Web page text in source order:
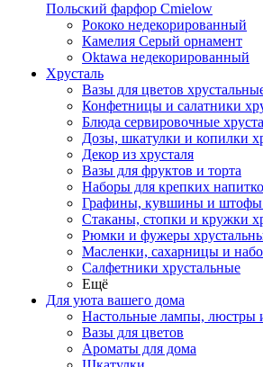
Польский фарфор Сmielow
Рококо недекорированный
Камелия Серый орнамент
Oktawa недекорированный
Хрусталь
Вазы для цветов
Конфетницы и салатники
Блюда сервировочные
Дозы, шкатулки и копилки
Декор из хрусталя
Вазы для фруктов и торта
Наборы для крепких
Графины, кувшины и штофы
Стаканы, стопки и кружки
Рюмки и фужеры
Масленки, сахарницы и
Салфетники хрустальные
Ещё
Для уюта вашего дома
Настольные лампы, люстры
Вазы для цветов
Ароматы для дома